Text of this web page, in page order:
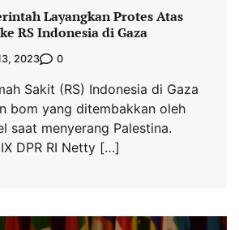
Layangkan Protes Atas
RS Indonesia di Gaza
2023 0
Sakit (RS) Indonesia di Gaza
bom yang ditembakkan oleh
saat menyerang Palestina.
DPR RI Netty […]